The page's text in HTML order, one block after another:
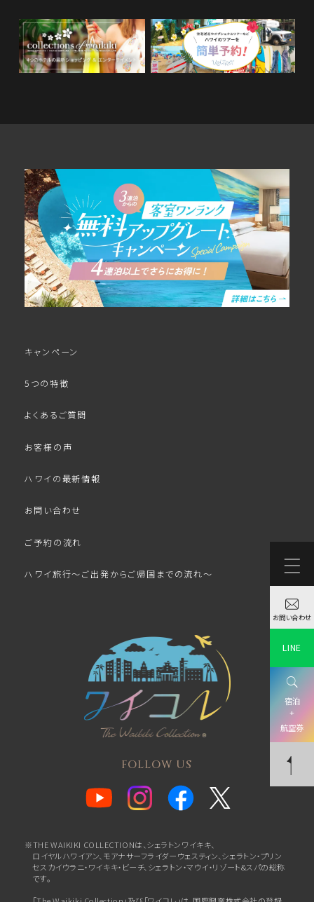
キャンペーン
5つの特徴
よくあるご質問
お客様の声
ハワイの最新情報
お問い合わせ
ご予約の流れ
ハワイ旅行～ご出発からご帰国までの流れ～
FOLLOW US
※THE WAIKIKI COLLECTIONは、シェラトンワイキキ、
ロイヤルハワイアン、モアナサーフライダーウェスティン、シェラトン・プリン
セスカイウラニ・ワイキキ・ビーチ、シェラトン・マウイ・リゾート&スパの総称
です。
お問い合わせ
LINE
宿泊
+
航空券